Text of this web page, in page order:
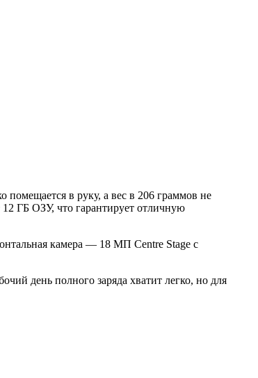
в руку, а вес в 206 граммов не
ГБ ОЗУ, что гарантирует отличную
камера — 18 МП Centre Stage с
день полного заряда хватит легко, но для